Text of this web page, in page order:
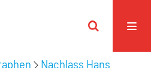
Nachlass Hans